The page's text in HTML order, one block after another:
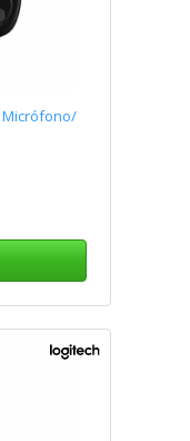
Micrófono/